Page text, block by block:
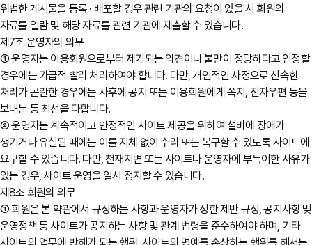
위법한 게시물을 등록 · 배포할 경우 관련 기관의 요청이 있을 시 회원의
자료를 열람 및 해당 자료를 관련 기관에 제출할 수 있습니다.
제7조 운영자의 의무
① 운영자는 이용회원으로부터 제기되는 의견이나 불만이 정당하다고 인정할
경우에는 가급적 빨리 처리하여야 합니다. 다만, 개인적인 사정으로 신속한
처리가 곤란한 경우에는 사후에 공지 또는 이용회원에게 쪽지, 전자우편 등을
보내는 등 최선을 다합니다.
② 운영자는 계속적이고 안정적인 사이트 제공을 위하여 설비에 장애가
생기거나 유실된 때에는 이를 지체 없이 수리 또는 복구할 수 있도록 사이트에
요구할 수 있습니다. 다만, 천재지변 또는 사이트나 운영자에 부득이한 사유가
있는 경우, 사이트 운영을 일시 정지할 수 있습니다.
제8조 회원의 의무
① 회원은 본 약관에서 규정하는 사항과 운영자가 정한 제반 규정, 공지사항 및
운영정책 등 사이트가 공지하는 사항 및 관계 법령을 준수하여야 하며, 기타